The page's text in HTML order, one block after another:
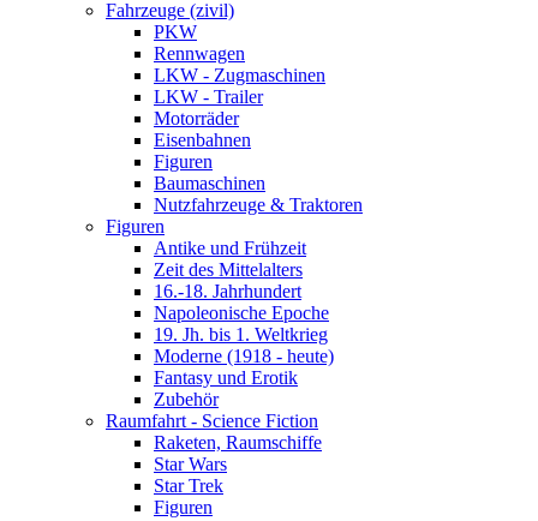
Fahrzeuge (zivil)
PKW
Rennwagen
LKW - Zugmaschinen
LKW - Trailer
Motorräder
Eisenbahnen
Figuren
Baumaschinen
Nutzfahrzeuge & Traktoren
Figuren
Antike und Frühzeit
Zeit des Mittelalters
16.-18. Jahrhundert
Napoleonische Epoche
19. Jh. bis 1. Weltkrieg
Moderne (1918 - heute)
Fantasy und Erotik
Zubehör
Raumfahrt - Science Fiction
Raketen, Raumschiffe
Star Wars
Star Trek
Figuren